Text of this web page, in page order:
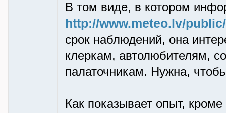
В том виде, в котором
http://www.meteo.lv/
срок наблюдений, она
клеркам, автолюбителям,
палаточникам. Нужна,
Как показывает опыт,